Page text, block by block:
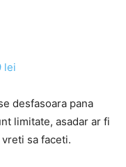
lei
desfasoara pana
limitate, asadar ar fi
sa faceti.